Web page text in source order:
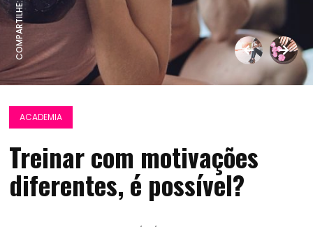
COMPARTILHE:
ACADEMIA
Treinar com motivações
diferentes, é possível?